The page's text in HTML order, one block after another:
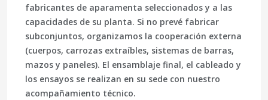
fabricantes de aparamenta seleccionados y a las
capacidades de su planta. Si no prevé fabricar
subconjuntos, organizamos la cooperación externa
(cuerpos, carrozas extraíbles, sistemas de barras,
mazos y paneles). El ensamblaje final, el cableado y
los ensayos se realizan en su sede con nuestro
acompañamiento técnico.